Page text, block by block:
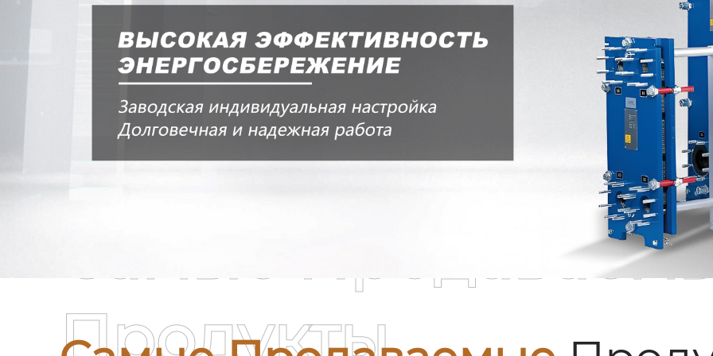
Самые
Продукты